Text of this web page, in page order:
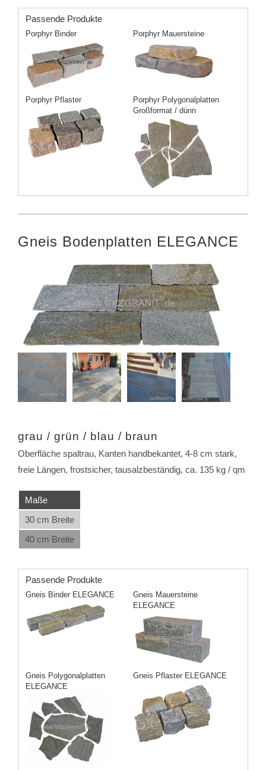
Passende Produkte
Porphyr Binder Porphyr Mauersteine
Porphyr Pflaster
Porphyr Polygonalplatten
Großformat / dünn
Gneis Bodenplatten ELEGANCE
grau / grün / blau / braun
Oberfläche spaltrau, Kanten handbekantet, 4-8 cm stark,
freie Längen, frostsicher, tausalzbeständig, ca. 135 kg / qm
Maße
30 cm Breite
40 cm Breite
Passende Produkte
Gneis Binder ELEGANCE
Gneis Mauersteine
ELEGANCE
Gneis Polygonalplatten
ELEGANCE
Gneis Pflaster ELEGANCE